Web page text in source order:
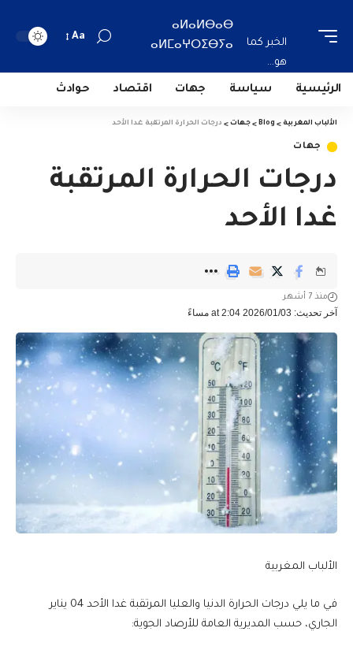
الخبر كما
هو...
ⴰⵍⴰⵍⴱⴰⴱ
ⴰⵍⵎⴰⵖⵔⵉⴱⵢⴰ
Aa
الرئيسية سياسة جهات اقتصاد حوادث
الألباب المغربية >
Blog
> جهات > درجات الحرارة المرتقبة غدا الأحد
جهات
درجات الحرارة المرتقبة
غدا الأحد
آخر تحديث: 2026/01/03 at 2:04 مساءً
منذ 7 أشهر
الألباب المغربية
في ما يلي درجات الحرارة الدنيا والعليا المرتقبة غدا الأحد 04 يناير
الجاري، حسب المديرية العامة للأرصاد الجوية: